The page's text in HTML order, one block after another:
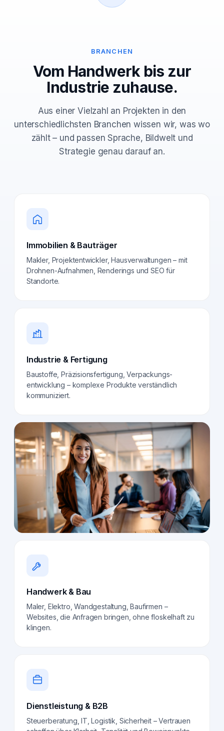
BRANCHEN
Vom Handwerk bis zur
Industrie zuhause.
Aus einer Vielzahl an Projekten in den
unterschiedlichsten Branchen wissen wir, was wo
zählt – und passen Sprache, Bildwelt und
Strategie genau darauf an.
Immobilien & Bauträger
Makler, Projektentwickler, Hausverwaltungen – mit
Drohnen-Aufnahmen, Renderings und SEO für
Standorte.
Industrie & Fertigung
Baustoffe, Präzisionsfertigung, Verpackungs­
entwicklung – komplexe Produkte verständlich
kommuniziert.
Handwerk & Bau
Maler, Elektro, Wandgestaltung, Baufirmen –
Websites, die Anfragen bringen, ohne floskelhaft zu
klingen.
Dienstleistung & B2B
Steuerberatung, IT, Logistik, Sicherheit – Vertrauen